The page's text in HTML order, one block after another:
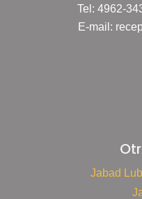
Tel: 4962-
E-mail:
Jabad